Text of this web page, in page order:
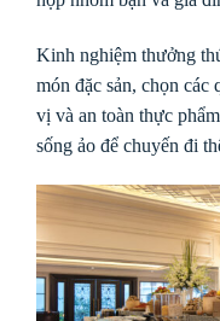
Kinh nghiệm thưởng
món đặc sản, chọn các
vị và an toàn thực
sống ảo để chuyến đi